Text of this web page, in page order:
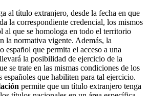
al título extranjero, desde la fecha en que
la correspondiente credencial, los mismos
al que se homologa en todo el territorio
la normativa vigente. Además, la
español que permita el acceso a una
la posibilidad de ejercicio de la
se trate en las mismas condiciones de los
españoles que habiliten para tal ejercicio.
permite que un título extranjero tenga